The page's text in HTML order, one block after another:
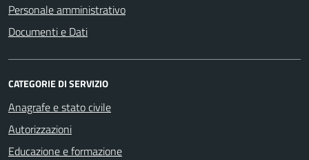
Personale amministrativo
Documenti e Dati
CATEGORIE DI SERVIZIO
Anagrafe e stato civile
Autorizzazioni
Educazione e formazione